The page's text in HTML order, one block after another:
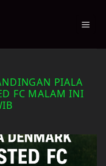
PIALA
FC MALAM INI